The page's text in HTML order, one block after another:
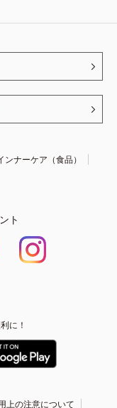
ンナーケア（食品）
ト
に！
上の注意について